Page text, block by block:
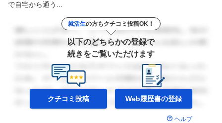
で自宅から通う...
就活生の方もクチコミ投稿OK！
以下のどちらかの登録で
続きをご覧いただけます
クチコミ投稿 Web履歴書の登録
ヘルプ